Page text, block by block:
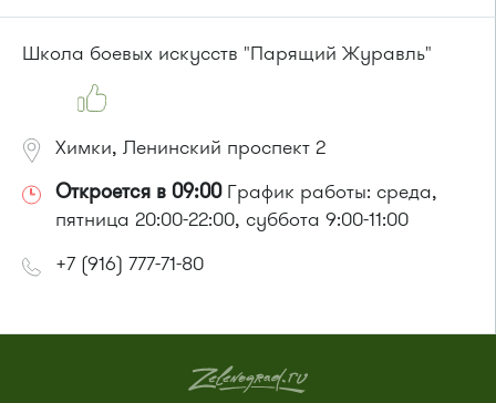
или до остановки"Андреевка":
Маршрутка № 495, 497
Школа боевых искусств "Парящий Журавль"
Химки, Ленинский проспект 2
Откроется в 09:00График работы: среда,
пятница 20:00-22:00, суббота 9:00-11:00
+7 (916) 777-71-80